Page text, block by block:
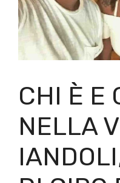
CHI È E
NELLA